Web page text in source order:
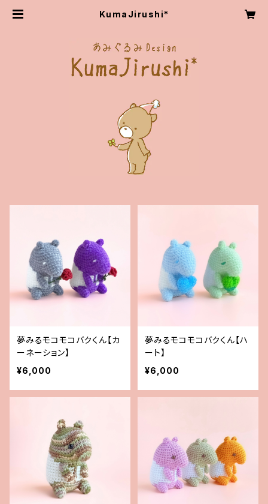
KumaJirushi*
夢みるモコモコバクくん【カ
ーネーション】
¥6,000
夢みるモコモコバクくん【ハ
ート】
¥6,000